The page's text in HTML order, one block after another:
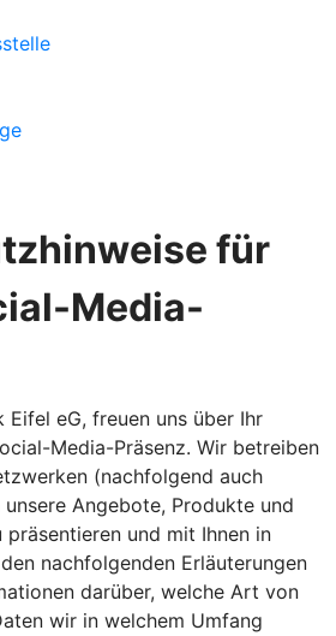
für
Media-
Eifel eG, freuen uns über Ihr
Media-Präsenz. Wir betreiben
(nachfolgend auch
unsere Angebote, Produkte und
präsentieren und mit Ihnen in
nachfolgenden Erläuterungen
darüber, welche Art von
wir in welchem Umfang